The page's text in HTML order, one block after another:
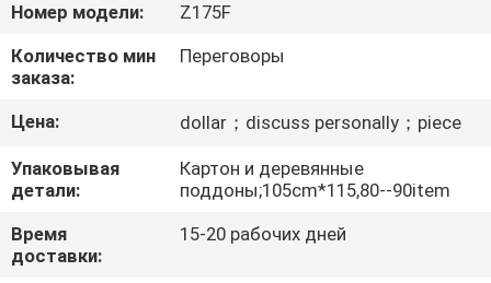
ПРОВЕРКА
КАЧЕСТВА
СВЯЖИТЕСЬ
МЫ
НОВОСТИ
Номер модели:
Z175F
Количество мин
заказа:
Переговоры
Цена: dollar；discuss personally；piece
Упаковывая
детали:
Картон и деревянные
поддоны;105cm*115,80--90item
Время
доставки:
15-20 рабочих дней